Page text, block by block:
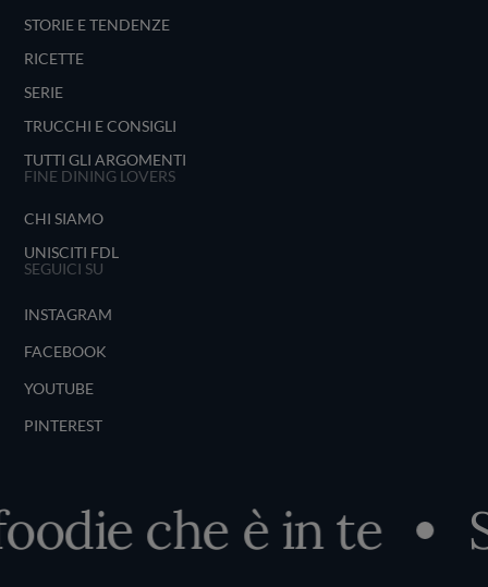
STORIE E TENDENZE
RICETTE
SERIE
TRUCCHI E CONSIGLI
TUTTI GLI ARGOMENTI
FINE DINING LOVERS
CHI SIAMO
UNISCITI FDL
SEGUICI SU
INSTAGRAM
FACEBOOK
YOUTUBE
PINTEREST
che è in te